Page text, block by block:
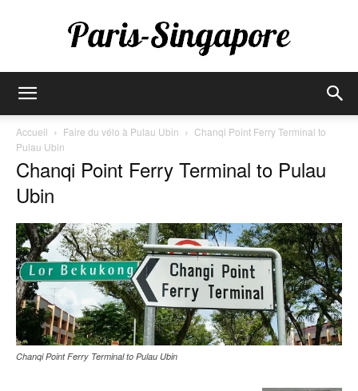
Singapore
Accueil Faire du vélo à Pulau Ubin
Chanqi Point Ferry Terminal to
Pulau Ubin
Chanqi Point Ferry Terminal to Pulau
Ubin
Chanqi Point Ferry Terminal to Pulau Ubin